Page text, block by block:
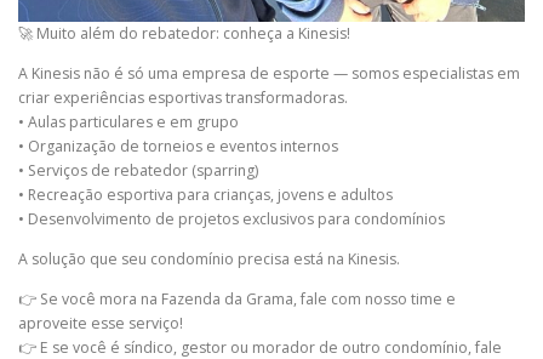
🚀 Muito além do rebatedor: conheça a Kinesis!
A Kinesis não é só uma empresa de esporte — somos especialistas em
criar experiências esportivas transformadoras.
• Aulas particulares e em grupo
• Organização de torneios e eventos internos
• Serviços de rebatedor (sparring)
• Recreação esportiva para crianças, jovens e adultos
• Desenvolvimento de projetos exclusivos para condomínios
A solução que seu condomínio precisa está na Kinesis.
👉 Se você mora na Fazenda da Grama, fale com nosso time e
aproveite esse serviço!
👉 E se você é síndico, gestor ou morador de outro condomínio, fale